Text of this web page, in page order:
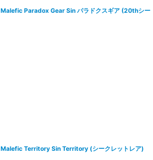
Paradox Gear Sin パラドクスギア (20thシー
Territory Sin Territory (シークレットレア)